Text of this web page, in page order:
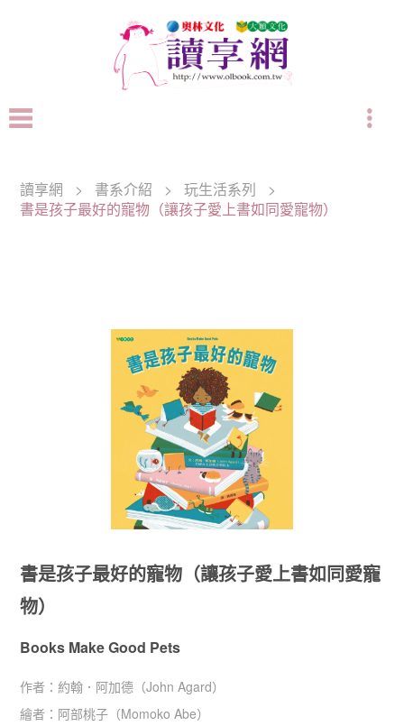
讀享網 > 書系介紹 > 玩生活系列
>
書是孩子最好的寵物（讓孩子愛上書如同愛寵物）
書是孩子最好的寵物（讓孩子愛上書如同愛寵
物）
Books Make Good Pets
作者：約翰．阿加德（John Agard）
繪者： 阿部桃子（Momoko Abe）